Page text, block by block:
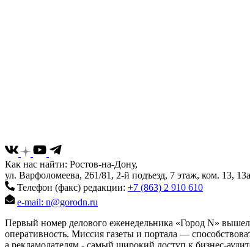
Как нас найти: Ростов-на-Дону,
ул. Варфоломеева, 261/81, 2-й подъезд, 7 этаж, ком. 13, 13а
Телефон (факс) редакции: +7 (863) 2 910 610
e-mail: n@gorodn.ru
Первый номер делового еженедельника «Город N»
оперативность. Миссия газеты и портала —